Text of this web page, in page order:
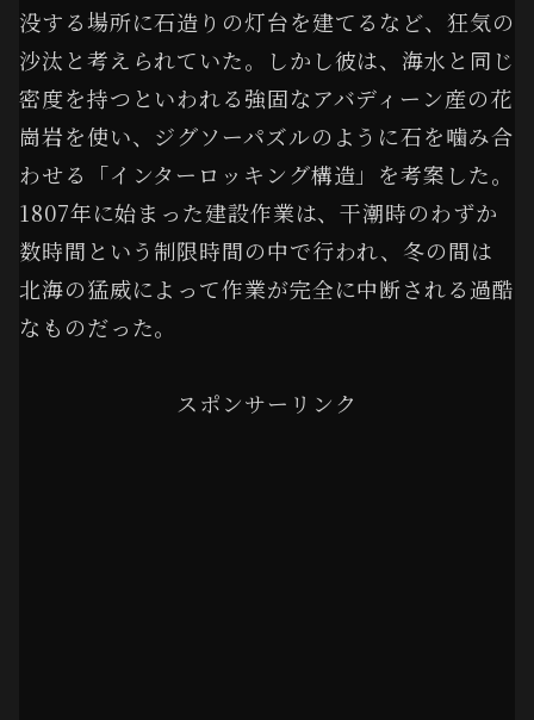
没する場所に石造りの灯台を建てるなど、狂気の
沙汰と考えられていた。しかし彼は、海水と同じ
密度を持つといわれる強固なアバディーン産の花
崗岩を使い、ジグソーパズルのように石を噛み合
わせる「インターロッキング構造」を考案した。
1807年に始まった建設作業は、干潮時のわずか
数時間という制限時間の中で行われ、冬の間は
北海の猛威によって作業が完全に中断される過酷
なものだった。
スポンサーリンク